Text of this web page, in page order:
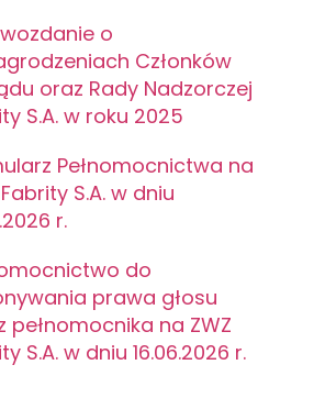
o
Członków
oraz Rady Nadzorczej
S.A. w roku 2025
Pełnomocnictwa na
S.A. w dniu
r.
do
prawa głosu
pełnomocnika na ZWZ
S.A. w dniu 16.06.2026 r.